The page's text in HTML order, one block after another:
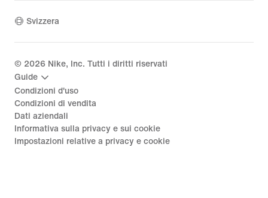
Svizzera
© 2026 Nike, Inc. Tutti i diritti riservati
Guide
Condizioni d'uso
Condizioni di vendita
Dati aziendali
Informativa sulla privacy e sui cookie
Impostazioni relative a privacy e cookie